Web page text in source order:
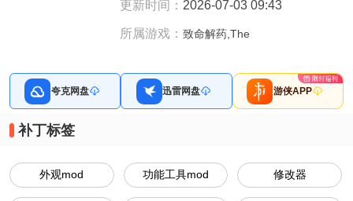
更新时间： 2026-07-03 09:43
所属游戏：致命解药,The
夸克网盘 迅雷网盘 游侠APP
补丁标签
外观mod 功能工具mod 修改器